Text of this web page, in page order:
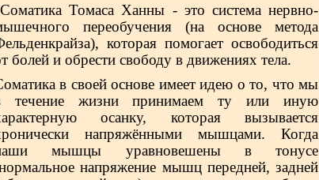
Томаса Ханны - это системaнервно-
переобучения (на основе метода
которая помогает освободиться
болей и обрести свободу в движениях тела.
в своей основе имеет идею о то, что мы
течение жизни принимаем ту или иную
осанку, которая вызывается
напряжёнными мышцами. Когда
мышцы уравновешены в тонусе
напряжение мышц передней, задней